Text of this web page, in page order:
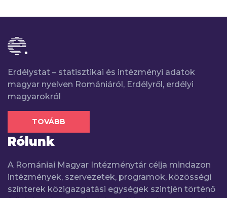
Erdélystat – statisztikai és intézményi adatok
magyar nyelven Romániáról, Erdélyről, erdélyi
magyarokról
TOVÁBB
Rólunk
A Romániai Magyar Intézménytár célja mindazon
intézmények, szervezetek, programok, közösségi
színterek közigazgatási egységek szintjén történő